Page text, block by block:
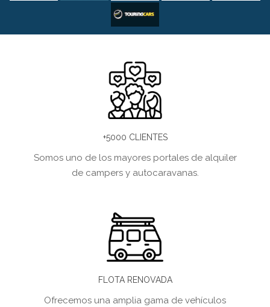
+5000 CLIENTES
Somos uno de los mayores portales de alquiler
de campers y autocaravanas.
FLOTA RENOVADA
Ofrecemos una amplia gama de vehículos